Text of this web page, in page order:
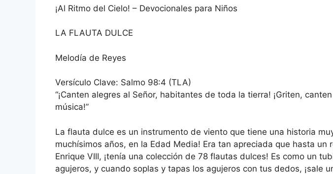
¡Al Ritmo del Cielo! – Devocionales para Niños
LA FLAUTA DULCE
Melodía de Reyes
Versículo Clave: Salmo 98:4 (TLA)
“¡Canten alegres al Señor, habitantes de toda la tierra! ¡Griten,
música!”
La flauta dulce es un instrumento de viento que tiene una historia
muchísimos años, en la Edad Media! Era tan apreciada que hasta un
Enrique VIII, ¡tenía una colección de 78 flautas dulces! Es como un
agujeros, y cuando soplas y tapas los agujeros con tus dedos, ¡sale